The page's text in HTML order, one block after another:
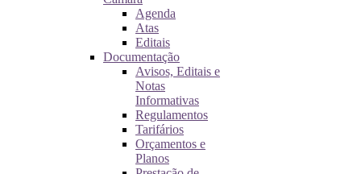
Agenda
Atas
Editais
Documentação
Avisos, Editais e
Notas
Informativas
Regulamentos
Tarifários
Orçamentos e
Planos